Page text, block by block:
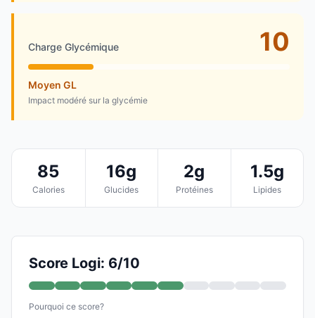
Charge Glycémique 10
Moyen GL
Impact modéré sur la glycémie
85
Calories
16g
Glucides
2g
Protéines
1.5g
Lipides
Score Logi: 6/10
Pourquoi ce score?